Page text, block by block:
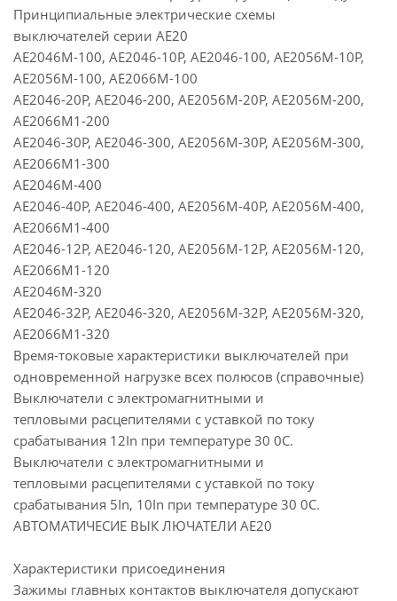
Принципиальные электрические схемы
выключателей серии АЕ20
АЕ2046М-100, АЕ2046-10Р, АЕ2046-100, АЕ2056М-10Р,
АЕ2056М-100, АЕ2066М-100
АЕ2046-20Р, АЕ2046-200, АЕ2056М-20Р, АЕ2056М-200,
АЕ2066М1-200
АЕ2046-30Р, АЕ2046-300, АЕ2056М-30Р, АЕ2056М-300,
АЕ2066М1-300
АЕ2046М-400
АЕ2046-40Р, АЕ2046-400, АЕ2056М-40Р, АЕ2056М-400,
АЕ2066М1-400
АЕ2046-12Р, АЕ2046-120, АЕ2056М-12Р, АЕ2056М-120,
АЕ2066М1-120
АЕ2046М-320
АЕ2046-32Р, АЕ2046-320, АЕ2056М-32Р, АЕ2056М-320,
АЕ2066М1-320
Время-токовые характеристики выключателей при
одновременной нагрузке всех полюсов (справочные)
Выключатели с электромагнитными и
тепловыми расцепителями c уставкой по току
срабатывания 12In при температуре 30 0С.
Выключатели с электромагнитными и
тепловыми расцепителями c уставкой по току
срабатывания 5In, 10In при температуре 30 0С.
АВТОМАТИЧЕСИЕ ВЫК ЛЮЧАТЕЛИ АЕ20
Характеристики присоединения
Зажимы главных контактов выключателя допускают